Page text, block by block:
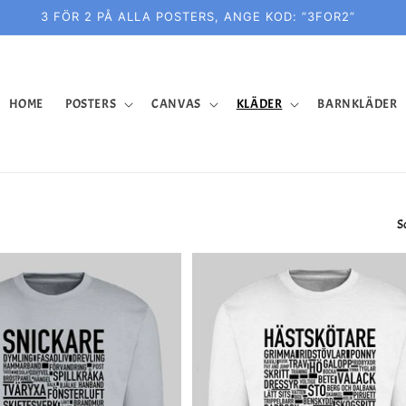
3 FÖR 2 PÅ ALLA POSTERS, ANGE KOD: ”3FOR2”
HOME POSTERS CANVAS KLÄDER BARNKLÄDER